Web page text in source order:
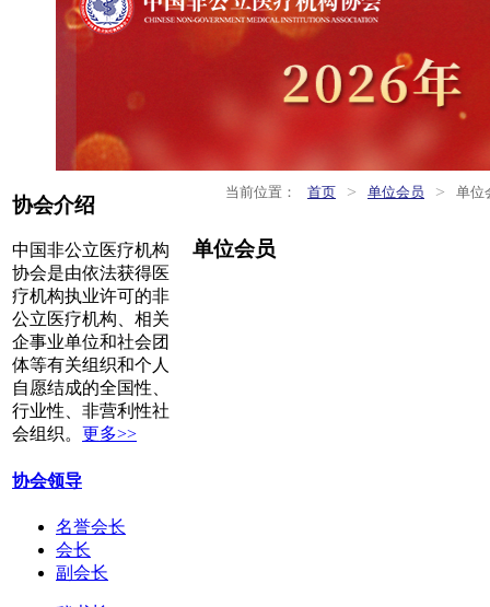
协会介绍
中国非公立医疗机构
协会是由依法获得医
疗机构执业许可的非
公立医疗机构、相关
企事业单位和社会团
体等有关组织和个人
自愿结成的全国性、
行业性、非营利性社
会组织。 更多>>
协会领导
名誉会长
会长
副会长
当前位置： 首页 > 单位会员 > 单位
单位会员